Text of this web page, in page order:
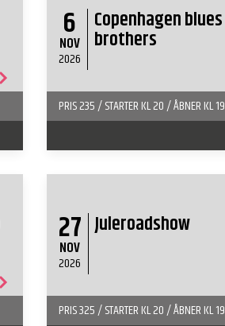
6
NOV
2026
Copenhagen blues
brothers
PRIS 235 / STARTER KL 20 / ÅBNER KL 19
27
NOV
2026
Juleroadshow
PRIS 325 / STARTER KL 20 / ÅBNER KL 19